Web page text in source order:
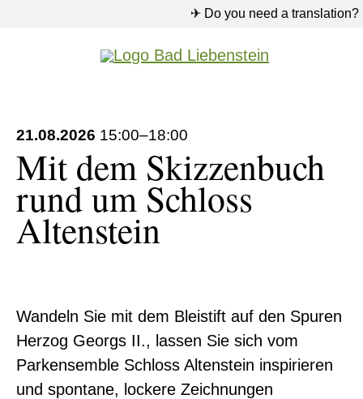
✈ Do you need a translation?
21.08.2026 15:00–18:00
Mit dem Skizzenbuch
rund um Schloss
Altenstein
Wandeln Sie mit dem Bleistift auf den Spuren
Herzog Georgs II., lassen Sie sich vom
Parkensemble Schloss Altenstein inspirieren
und spontane, lockere Zeichnungen